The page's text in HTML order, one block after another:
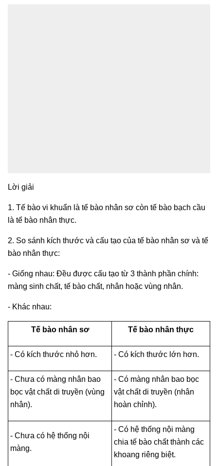
Lời giải
1. Tế bào vi khuẩn là tế bào nhân sơ còn tế bào bạch cầu
là tế bào nhân thực.
2. So sánh kích thước và cấu tạo của tế bào nhân sơ và tế
bào nhân thực:
- Giống nhau: Đều được cấu tạo từ 3 thành phần chính:
màng sinh chất, tế bào chất, nhân hoặc vùng nhân.
- Khác nhau:
Tế bào nhân sơ Tế bào nhân thực
- Có kích thước nhỏ hơn. - Có kích thước lớn hơn.
- Chưa có màng nhân bao
bọc vật chất di truyền (vùng
nhân).
- Có màng nhân bao bọc
vật chất di truyền (nhân
hoàn chỉnh).
- Chưa có hệ thống nội
màng.
- Có hệ thống nội màng
chia tế bào chất thành các
khoang riêng biệt.